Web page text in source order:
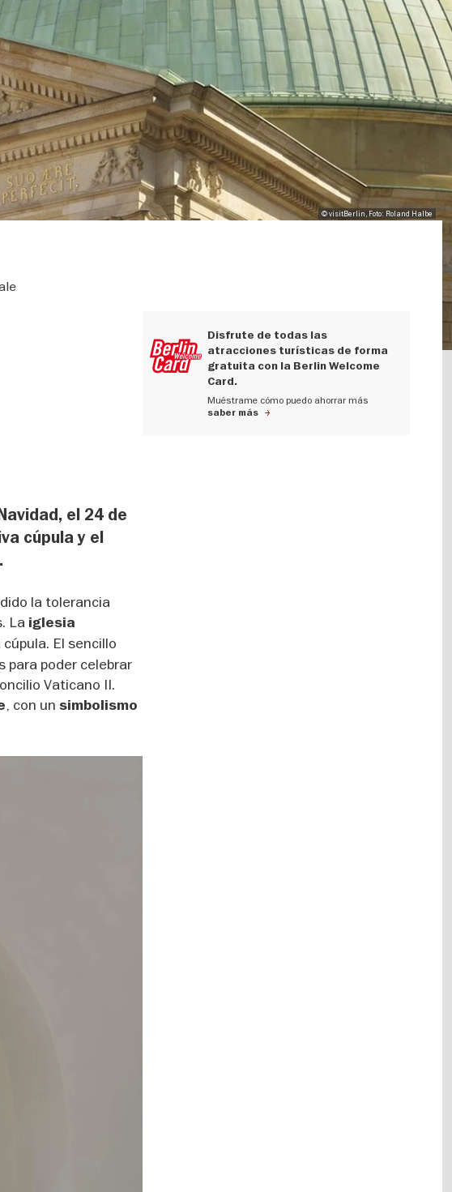
© visitBerlin, Foto: Roland Halbe
Disfrute de todas las
atracciones turísticas de forma
gratuita con la Berlin Welcome
Card.
Muéstrame cómo puedo ahorrar más
saber más
el 24 de
cúpula y el
la tolerancia
La iglesia
El sencillo
para poder celebrar
Vaticano II.
, con unsimbolismo